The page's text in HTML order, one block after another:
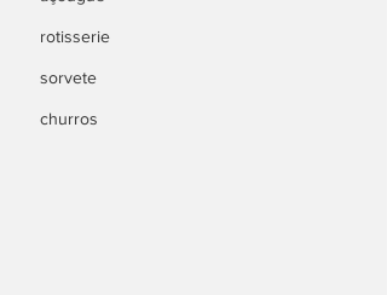
rotisserie
sorvete
churros